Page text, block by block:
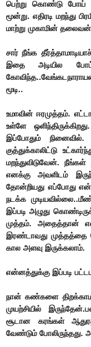
பெற்று கொண்டு போய்
மூன்று. எதிரடி
மாற்று முகாமின்
சார் நீங்க
இதை அடியில
மூடி..
உமாவின் ஈரமுத்தம்.
உள்ளே
இப்போதும்
குத்துக்காலிட்டு
மறந்துவிடுவேன். நீங்கள்
எனக்கு அவளிடம்
தோன்றியது எப்போது
நடக்க
இப்படி அழுது
முத்தம். அதைத்தான்
இரண்டாவது முத்தத்தை
கால அளவு இருக்கலாம்.
என்னத்துக்கு இப்படி
நான் கண்களை
முயற்சியில்
சூடான கரங்கள்
வேண்டும் போலிருந்தது.